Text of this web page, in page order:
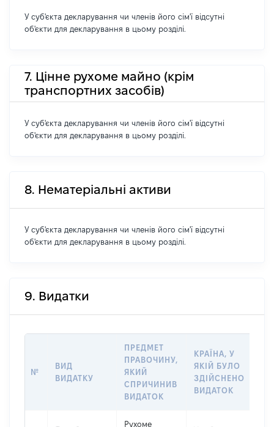
У суб'єкта декларування чи членів його сім'ї відсутні
об'єкти для декларування в цьому розділі.
7. Цінне рухоме майно (крім
транспортних засобів)
У суб'єкта декларування чи членів його сім'ї відсутні
об'єкти для декларування в цьому розділі.
8. Нематеріальні активи
У суб'єкта декларування чи членів його сім'ї відсутні
об'єкти для декларування в цьому розділі.
9. Видатки
№
ВИД
ВИДАТКУ
ПРЕДМЕТ
ПРАВОЧИНУ,
ЯКИЙ
СПРИЧИНИВ
ВИДАТОК
КРАЇНА, У
ЯКІЙ БУЛО
ЗДІЙСНЕНО
ВИДАТОК
Рухоме